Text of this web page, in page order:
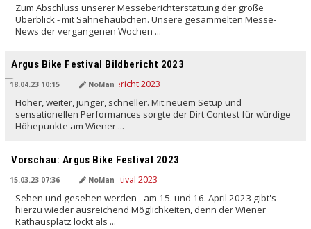
Zum Abschluss unserer Messeberichterstattung der große
Überblick - mit Sahnehäubchen. Unsere gesammelten Messe-
News der vergangenen Wochen ...
Argus Bike Festival Bildbericht 2023
18.04.23 10:15 NoMan
Höher, weiter, jünger, schneller. Mit neuem Setup und
sensationellen Performances sorgte der Dirt Contest für würdige
Höhepunkte am Wiener ...
Vorschau: Argus Bike Festival 2023
15.03.23 07:36 NoMan
Sehen und gesehen werden - am 15. und 16. April 2023 gibt's
hierzu wieder ausreichend Möglichkeiten, denn der Wiener
Rathausplatz lockt als ...